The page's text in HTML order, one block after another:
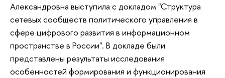
Александровна выступила с докладом "Структура
сетевых сообществ политического управления в
сфере цифрового развития в информационном
пространстве в России". В докладе были
представлены результаты исследования
особенностей формирования и функционирования